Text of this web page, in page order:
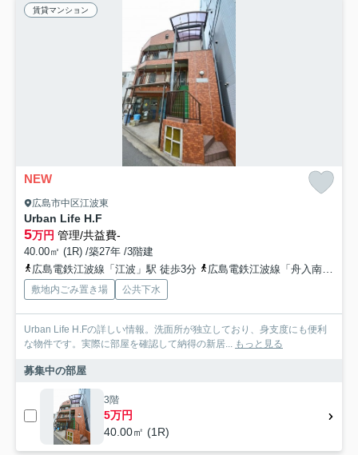
賃貸マンション
NEW
広島市中区江波東
Urban Life H.F
5万円 管理/共益費-
40.00㎡ (1R) /築27年 /3階建
広島電鉄江波線「江波」駅 徒歩3分
広島電鉄江波線「舟入南」駅 徒歩4分
敷地内ごみ置き場 公共下水
Urban Life H.Fの詳しい情報。洗面所が独立しており、身支度にも便利
な物件です。実際に部屋を確認して納得の新居...
もっと見る
募集中の部屋
3階
5万円
40.00㎡ (1R)